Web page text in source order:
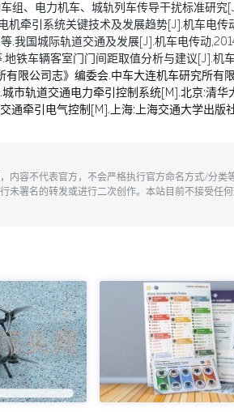
组、电力机车、城轨列车传导干扰标准研
机牵引系统关键技术及发展趋势[J].机车电传
.我国城际轨道交通及发展[J].机车电传动
地铁车辆客室门门间距取值分析与建议[J].机
有限公司志》编委会.中车大连机车研究所
市轨道交通电力牵引控制系统[M].北京:清华
通牵引电气控制[M].上海:上海交通大学出版
内容不代表官方，不会严格执行官方命名方式/分
未署名的转发或进行二次创作。本站目前不接受任